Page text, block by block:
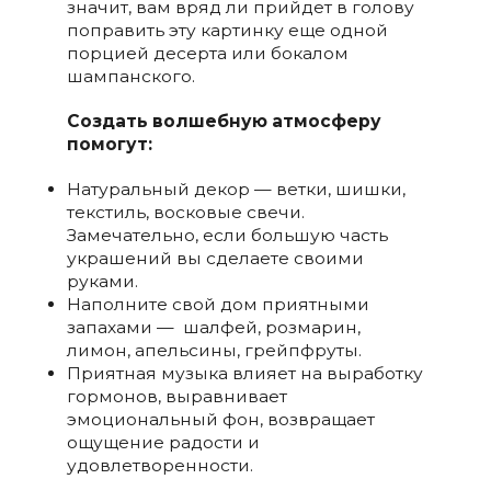
значит, вам вряд ли прийдет в голову
поправить эту картинку еще одной
порцией десерта или бокалом
шампанского.
Создать волшебную атмосферу
помогут:
Натуральный декор — ветки, шишки,
текстиль, восковые свечи.
Замечательно, если большую часть
украшений вы сделаете своими
руками.
Наполните свой дом приятными
запахами — шалфей, розмарин,
лимон, апельсины, грейпфруты.
Приятная музыка влияет на выработку
гормонов, выравнивает
эмоциональный фон, возвращает
ощущение радости и
удовлетворенности.